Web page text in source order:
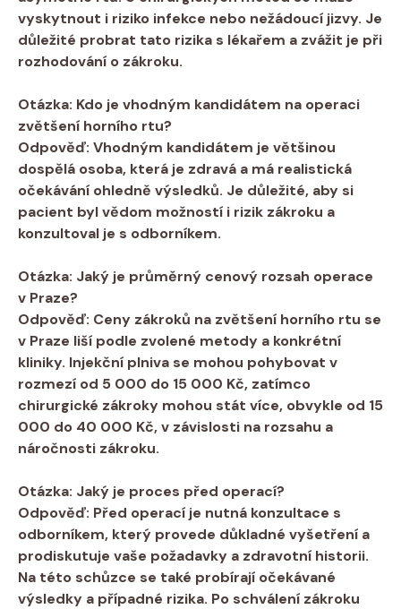
vyskytnout i riziko infekce nebo nežádoucí jizvy. Je
důležité probrat tato rizika s lékařem a zvážit je při
rozhodování o zákroku.
Otázka: Kdo je vhodným kandidátem na operaci
zvětšení horního rtu?
Odpověď: Vhodným kandidátem je většinou
dospělá osoba, která je zdravá a má realistická
očekávání ohledně výsledků. Je důležité, aby si
pacient byl vědom možností i rizik zákroku a
konzultoval je s odborníkem.
Otázka: Jaký je průměrný cenový rozsah operace
v Praze?
Odpověď: Ceny zákroků na zvětšení horního rtu se
v Praze liší podle zvolené metody a konkrétní
kliniky. Injekční plniva se mohou pohybovat v
rozmezí od 5 000 do 15 000 Kč, zatímco
chirurgické zákroky mohou stát více, obvykle od 15
000 do 40 000 Kč, v závislosti na rozsahu a
náročnosti zákroku.
Otázka: Jaký je proces před operací?
Odpověď: Před operací je nutná konzultace s
odborníkem, který provede důkladné vyšetření a
prodiskutuje vaše požadavky a zdravotní historii.
Na této schůzce se také probírají očekávané
výsledky a případné rizika. Po schválení zákroku